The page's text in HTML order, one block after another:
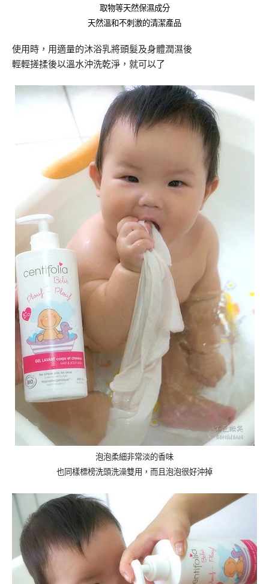
取物等天然保濕成分
天然溫和不刺激的清潔產品
使用時，用適量的沐浴乳將頭髮及身體潤濕後
輕輕搓揉後以溫水沖洗乾淨，就可以了
泡泡柔細非常淡的香味
也同樣標榜洗頭洗澡雙用，而且泡泡很好沖掉